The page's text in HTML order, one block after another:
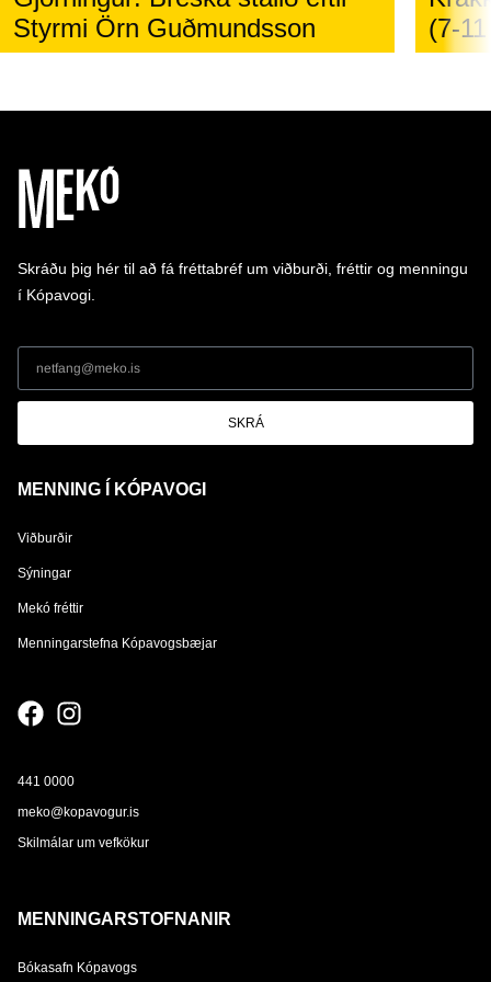
Styrmi Örn Guðmundsson
(7-
Skráðu þig hér til að fá fréttabréf um viðburði, fréttir og menningu
í Kópavogi.
SKRÁ
MENNING Í KÓPAVOGI
Viðburðir
Sýningar
Mekó fréttir
Menningarstefna Kópavogsbæjar
441 0000
meko@kopavogur.is
Skilmálar um vefkökur
MENNINGARSTOFNANIR
Bókasafn Kópavogs